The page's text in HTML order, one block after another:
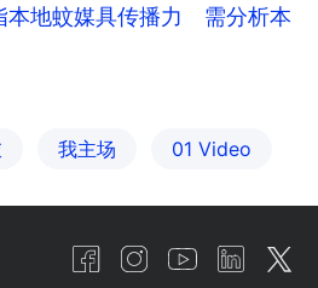
本地蚊媒具传播力 需分析本
我主场 01 Video